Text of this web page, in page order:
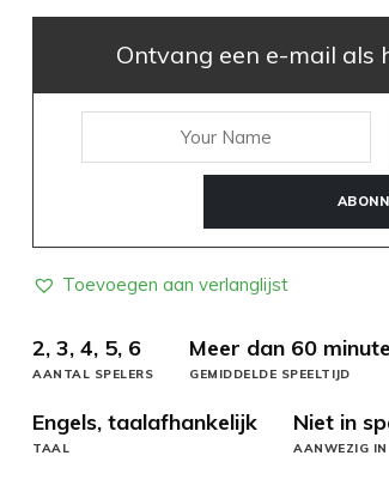
Ontvang een e-mail als
Toevoegen aan verlanglijst
2, 3, 4, 5, 6
AANTAL SPELERS
Meer dan 60
GEMIDDELDE SPEELTIJD
Engels, taalafhankelijk
TAAL
Niet in
AANWEZIG IN